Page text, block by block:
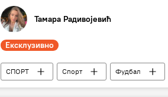
Тамара Радивојевић
Ексклузивно
СПОРТ Спорт Фудбал